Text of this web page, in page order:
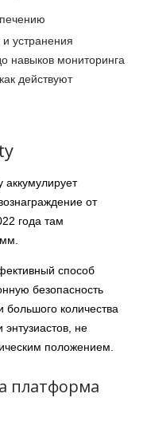
и устранения
навыков мониторинга
действуют
от
года там
способ
безопасность
большого количества
не
положением.
платформа